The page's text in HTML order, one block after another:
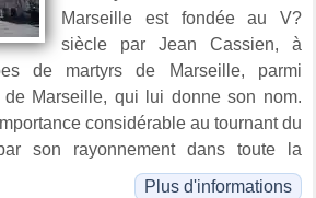
Marseille est fondée au V?
siècle par Jean Cassien, à
de martyrs de Marseille, parmi
de Marseille, qui lui donne son nom.
considérable au tournant du
son rayonnement dans toute la
Plus d'informations